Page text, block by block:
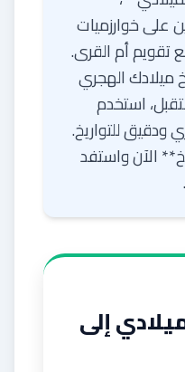
خوارزميات
تقويم أم القرى.
ميلادك الهجري
استخدم
ودقيق للتواريخ.
الآن واستفد
إلى